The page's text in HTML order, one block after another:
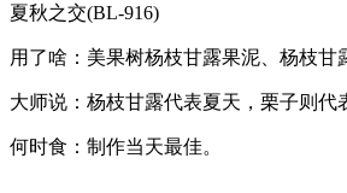
夏秋之交(BL-916)
用了啥：美果树杨枝甘露果泥、杨枝
大师说：杨枝甘露代表夏天，栗子则代
何时食：制作当天最佳。